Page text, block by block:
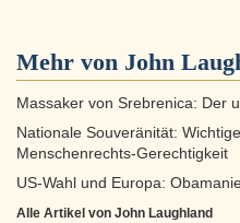
Mehr von John
Massaker von Srebrenica: Der
Nationale Souveränität:
Menschenrechts-Gerechtigkeit
US-Wahl und Europa:
Alle Artikel von John Laughland